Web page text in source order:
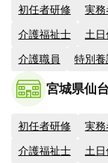
初任者研修 実務
介護福祉士 土
介護職員 特別養
宮城県仙
初任者研修 実務
介護福祉士 土